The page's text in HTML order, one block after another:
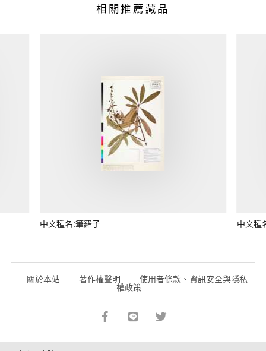
相關推薦藏品
中文種名:筆羅子 中文種
關於本站 著作權聲明 使用者條款、資訊安全與隱私
權政策